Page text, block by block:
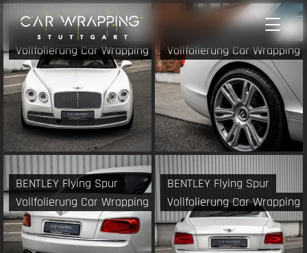
Zum
Inhalt
[cw_header_clean]
BENTLEY Flying Spur
Vollfolierung Car Wrapping
BENTLEY Flying Spur
Vollfolierung Car Wrapping
BENTLEY Flying Spur
Vollfolierung Car Wrapping
BENTLEY Flying Spur
Vollfolierung Car Wrapping